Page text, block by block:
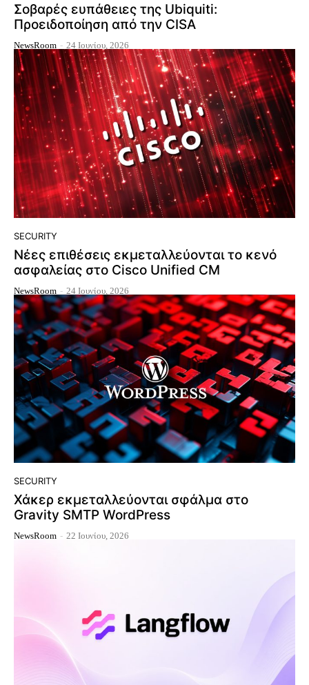
Σοβαρές ευπάθειες της Ubiquiti:
Προειδοποίηση από την CISA
NewsRoom - 24 Ιουνίου, 2026
SECURITY
Νέες επιθέσεις εκμεταλλεύονται το κενό
ασφαλείας στο Cisco Unified CM
NewsRoom - 24 Ιουνίου, 2026
SECURITY
Χάκερ εκμεταλλεύονται σφάλμα στο
Gravity SMTP WordPress
NewsRoom - 22 Ιουνίου, 2026